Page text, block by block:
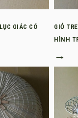
GIÁC CÓ
GIỎ
HÌNH
→